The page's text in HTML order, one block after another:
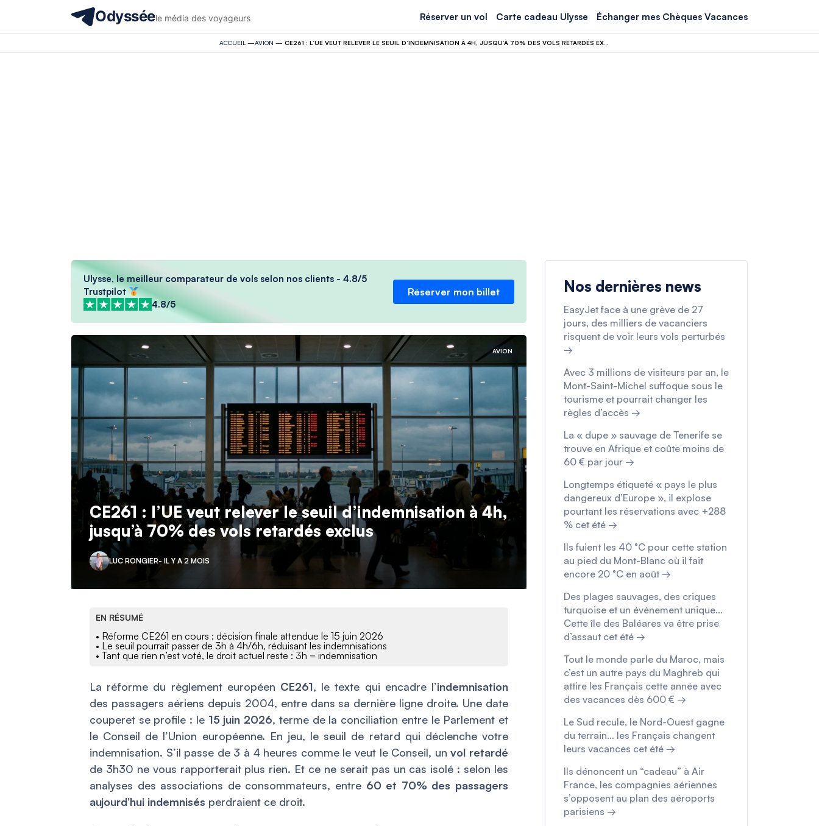
Odysséele média des voyageurs Réserver un vol Carte cadeau Ulysse Échanger mes Chèques Vacances
ACCUEIL —AVION —
Ulysse, le meilleur comparateur de vols selon nos clients - 4.8/5
Trustpilot
4.8/5
Réserver mon billet
AVION
CE261 : l’UE veut relever le seuil d’indemnisation à 4h,
jusqu’à 70% des vols retardés exclus
LUC RONGIER- IL Y A 2 MOIS
EN RÉSUMÉ
• Réforme CE261 en cours : décision finale attendue le 15 juin 2026
• Le seuil pourrait passer de 3h à 4h/6h, réduisant les indemnisations
• Tant que rien n’est voté, le droit actuel reste : 3h = indemnisation
La réforme du règlement européen CE261, le texte qui encadre l’indemnisation
des passagers aériens depuis 2004, entre dans sa dernière ligne droite. Une date
couperet se profile : le 15 juin 2026, terme de la conciliation entre le Parlement et
le Conseil de l’Union européenne. En jeu, le seuil de retard qui déclenche votre
indemnisation. S’il passe de 3 à 4 heures comme le veut le Conseil, unvol retardé
de 3h30 ne vous rapporterait plus rien. Et ce ne serait pas un cas isolé : selon les
analyses des associations de consommateurs, entre 60 et 70% des passagers
aujourd’hui indemnisés perdraient ce droit.
Nos dernières news
EasyJet face à une grève de 27
jours, des milliers de vacanciers
risquent de voir leurs vols perturbés
→
Avec 3 millions de visiteurs par an, le
Mont-Saint-Michel suffoque sous le
tourisme et pourrait changer les
règles d’accès →
La « dupe » sauvage de Tenerife se
trouve en Afrique et coûte moins de
60 € par jour →
Longtemps étiqueté « pays le plus
dangereux d’Europe », il explose
pourtant les réservations avec +288
% cet été →
Ils fuient les 40 °C pour cette station
au pied du Mont-Blanc où il fait
encore 20 °C en août →
Des plages sauvages, des criques
turquoise et un événement unique…
Cette île des Baléares va être prise
d’assaut cet été →
Tout le monde parle du Maroc, mais
c’est un autre pays du Maghreb qui
attire les Français cette année avec
des vacances dès 600 € →
Le Sud recule, le Nord-Ouest gagne
du terrain… les Français changent
leurs vacances cet été →
Ils dénoncent un “cadeau” à Air
France, les compagnies aériennes
s’opposent au plan des aéroports
parisiens →